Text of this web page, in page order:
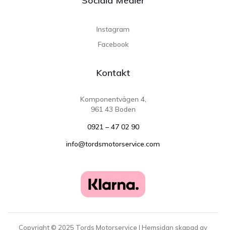
Instagram
Facebook
Kontakt
Komponentvägen 4,
961 43 Boden
0921 – 47 02 90
info@tordsmotorservice.com
Copyright © 2025 Tords Motorservice | Hemsidan skapad av